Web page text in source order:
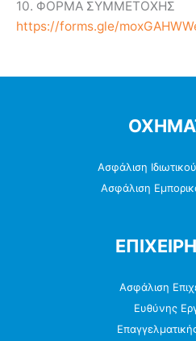
10. ΦΟΡΜΑ ΣΥΜΜΕΤΟΧΗΣ
https://forms.gle/
Ασφάλιση
Ασφάλιση
Ασφάλιση
Ευθύνης